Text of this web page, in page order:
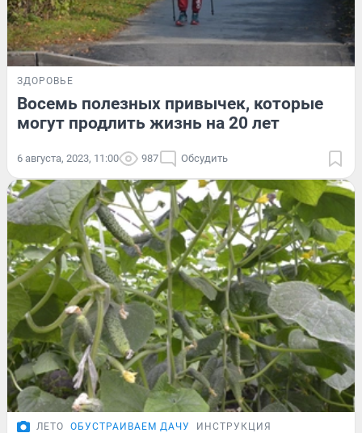
ЗДОРОВЬЕ
Восемь полезных привычек, которые
могут продлить жизнь на 20 лет
6 августа, 2023, 11:00 987 Обсудить
ЛЕТО ОБУСТРАИВАЕМ ДАЧУ ИНСТРУКЦИЯ